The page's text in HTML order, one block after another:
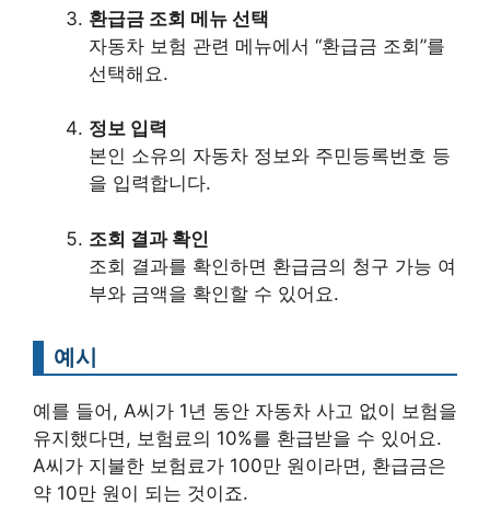
환급금 조회 메뉴 선택
자동차 보험 관련 메뉴에서 “환급금 조회”를
선택해요.
정보 입력
본인 소유의 자동차 정보와 주민등록번호 등
을 입력합니다.
조회 결과 확인
조회 결과를 확인하면 환급금의 청구 가능 여
부와 금액을 확인할 수 있어요.
예시
예를 들어, A씨가 1년 동안 자동차 사고 없이 보험을
유지했다면, 보험료의 10%를 환급받을 수 있어요.
A씨가 지불한 보험료가 100만 원이라면, 환급금은
약 10만 원이 되는 것이죠.